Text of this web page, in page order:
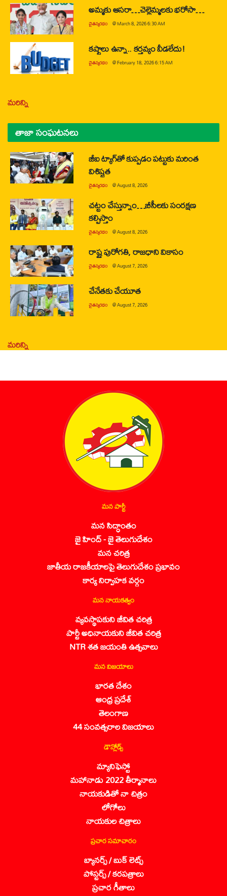
అమ్మకు ఆసరా…చెల్లెమ్మలకు భరోసా…
చైతన్యరధం @March 8, 2026 6:30 AM
కష్టాలు ఉన్నా.. కర్తవ్యం వీడలేదు!
చైతన్యరధం @February 18, 2026 6:15 AM
మరిన్ని
తాజా సంఘటనలు
జీఐ ట్యాగ్‌తో కుప్పడం పట్టుకు మరింత
విశిష్టత
చైతన్యరధం @August 8, 2026
చట్టం చేస్తున్నాం…బీసీలకు సంరక్షణ
కల్పిస్తాం
చైతన్యరధం @August 8, 2026
రాష్ట్ర పురోగతి, రాజధాని వికాసం
చైతన్యరధం @August 7, 2026
చేనేతకు చేయూత
చైతన్యరధం @August 7, 2026
మరిన్ని
మన పార్టీ
మన సిద్ధాంతం
జై హింద్ - జై తెలుగుదేశం
మన చరిత్ర
జాతీయ రాజకీయాలపై తెలుగుదేశం ప్రభావం
కార్య నిర్వాహక వర్గం
మన నాయకత్వం
వ్యవస్థాపకుని జీవిత చరిత్ర
పార్టీ అధినాయకుని జీవిత చరిత్ర
NTR శత జయంతి ఉత్సవాలు
మన విజయాలు
భారత దేశం
ఆంధ్ర ప్రదేశ్
తెలంగాణ
44 సంవత్సరాల విజయాలు
డౌన్లోడ్స్
మ్యానిఫెస్టో
మహానాడు 2022 తీర్మానాలు
నాయకుడితో నా చిత్రం
లోగోలు
నాయకుల చిత్రాలు
ప్రచార సమాచారం
బ్యానర్స్ / బుక్ లెట్స్
పోస్టర్స్ / కరపత్రాలు
ప్రచార గీతాలు